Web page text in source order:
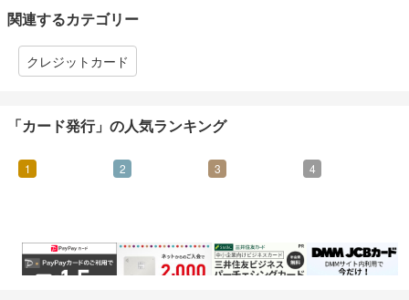
関連するカテゴリー
クレジットカード
「カード発行」の人気ランキング
1
1,400マイル
2
4,250マイル
3
6,600マイル
4
3,000マイル